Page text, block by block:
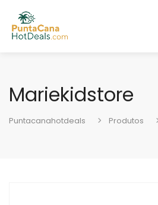
Mariekidstore
Puntacanahotdeals Produtos